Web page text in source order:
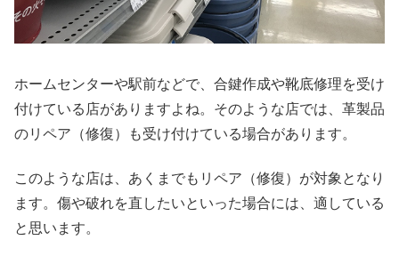
ホームセンターや駅前などで、合鍵作成や靴底修理を受け
付けている店がありますよね。そのような店では、革製品
のリペア（修復）も受け付けている場合があります。
このような店は、あくまでもリペア（修復）が対象となり
ます。傷や破れを直したいといった場合には、適している
と思います。